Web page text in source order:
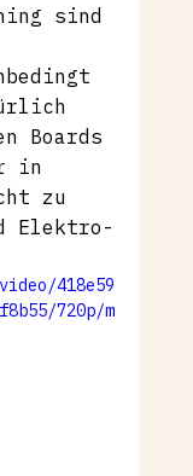
sind
Boards
in
zu
Elektro-
418e59
720p/m